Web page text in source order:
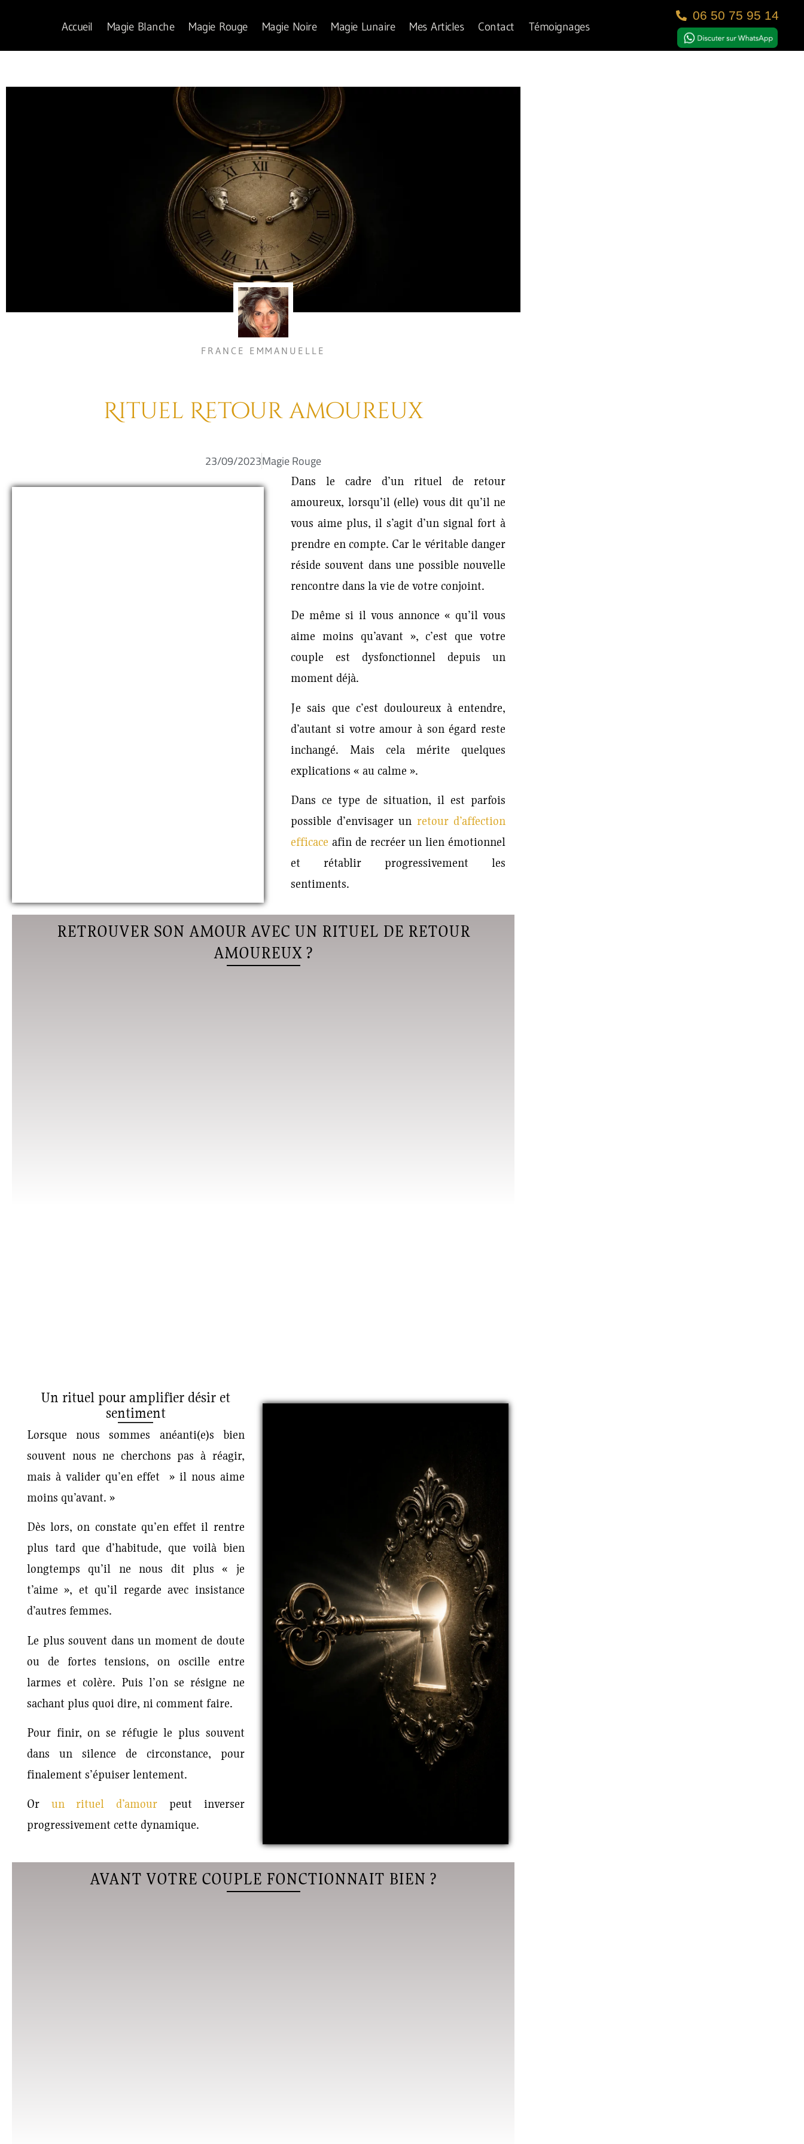
Accueil Magie Blanche Magie Rouge Magie Noire Magie Lunaire Mes Articles Contact Témoignages
06 50 75 95 14
FRANCE EMMANUELLE
Rituel Retour amoureux
23/09/2023Magie Rouge
Dans le cadre d’un rituel de retour
amoureux, lorsqu’il (elle) vous dit qu’il ne
vous aime plus, il s’agit d’un signal fort à
prendre en compte. Car le véritable danger
réside souvent dans une possible nouvelle
rencontre dans la vie de votre conjoint.
De même si il vous annonce « qu’il vous
aime moins qu’avant »,c’est que votre
couple est dysfonctionnel depuis un
moment déjà.
Je sais que c’est douloureux à entendre,
d’autant si votre amour à son égard reste
inchangé. Mais cela mérite quelques
explications « au calme ».
Dans ce type de situation, il est parfois
possible d’envisager un retour d’affection
efficace afin de recréer un lien émotionnel
et rétablir progressivement les
sentiments.
RETROUVER SON AMOUR AVEC UN RITUEL DE RETOUR
AMOUREUX ?
Un rituel pour amplifier désir et
sentiment
Lorsque nous sommes anéanti(e)s bien
souvent nous ne cherchons pas à réagir,
mais à valider qu’en effet » il nous aime
moins qu’avant. »
Dès lors, on constate qu’en effet il rentre
plus tard que d’habitude, que voilà bien
longtemps qu’il ne nous dit plus « je
t’aime », et qu’il regarde avec insistance
d’autres femmes.
Le plus souvent dans un moment de doute
ou de fortes tensions, on oscille entre
larmes et colère. Puis l’on se résigne ne
sachant plus quoi dire, ni comment faire.
Pour finir, on se réfugie le plus souvent
dans un silence de circonstance, pour
finalement s’épuiser lentement.
Or un rituel d’amour peut inverser
progressivement cette dynamique.
AVANT VOTRE COUPLE FONCTIONNAIT BIEN ?